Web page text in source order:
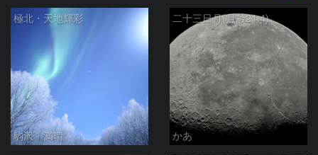
極北・天地輝彩
駒沢 満晴
二十三日月(月齢21.4)
かあ